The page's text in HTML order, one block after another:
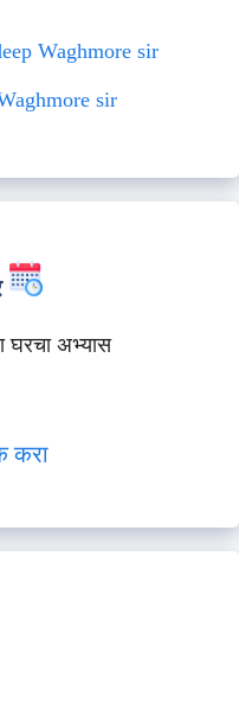
Waghmore sir
sir
घरचा अभ्यास
करा